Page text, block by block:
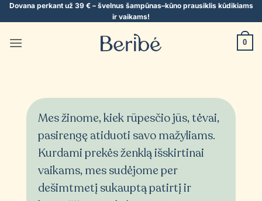
Skip
to
Dovana perkant už 39 € – švelnus šampūnas–kūno prausiklis kūdikiams
ir vaikams!
0
Mes žinome, kiek rūpesčio jūs, tėvai,
pasirengę atiduoti savo mažyliams.
Kurdami prekės ženklą išskirtinai
vaikams, mes sudėjome per
dešimtmetį sukauptą patirtį ir